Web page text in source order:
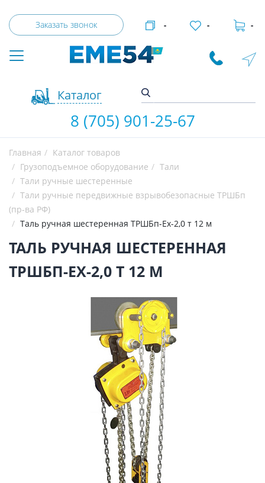
Заказать звонок
Каталог
- - -
8 (705) 901-25-67
Главная
Каталог товаров
Грузоподъемное оборудование
Тали
Тали ручные шестеренные
Тали ручные передвижные взрывобезопасные ТРШБп
(пр-ва РФ)
Таль ручная шестеренная ТРШБп-Ех-2,0 т 12 м
ТАЛЬ РУЧНАЯ ШЕСТЕРЕННАЯ
ТРШБП-ЕХ-2,0 Т 12 М